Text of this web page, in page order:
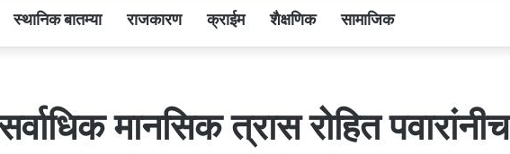
स्थानिक बातम्या राजकारण क्राईम शैक्षणिक सामाजिक
मानसिक त्रास रोहित पवारांनीच